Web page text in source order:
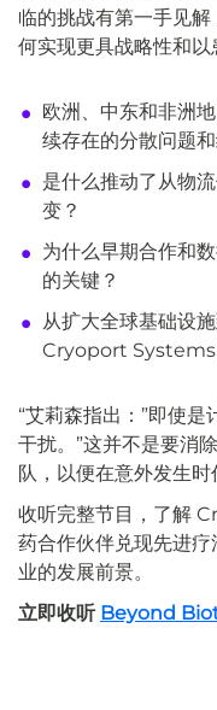
临的挑战有第一手见
何实现更具战略性和
欧洲、中东和非洲
续存在的分散问题
是什么推动了从物
变？
为什么早期合作和
的关键？
从扩大全球基础设
Cryoport Systems
“艾莉森指出：”即使
干扰。”这并不是要消
队，以便在意外发生时
收听完整节目，了解
药合作伙伴兑现先进
业的发展前景。
立即收听 Beyond